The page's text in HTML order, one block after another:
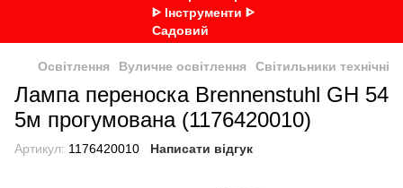
Освітлення Вуличне освітлення Світильники технічні
Лампа переноска Brennenstuhl GH 54
5м прогумована (1176420010)
Артикул: 1176420010 Написати відгук